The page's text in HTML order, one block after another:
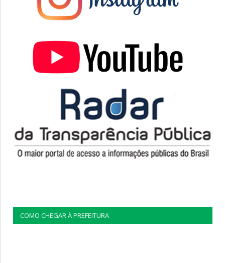
COMO CHEGAR À PREFEITURA